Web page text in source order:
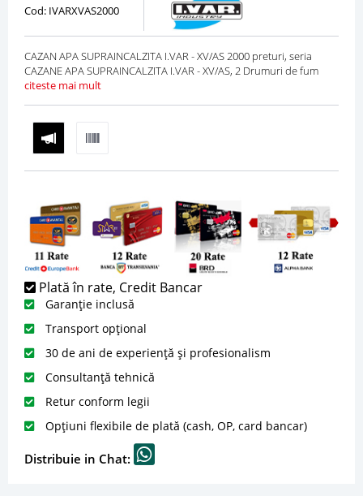
Cod: IVARXVAS2000
CAZAN APA SUPRAINCALZITA I.VAR - XV/AS 2000 preturi, seria
CAZANE APA SUPRAINCALZITA I.VAR - XV/AS, 2 Drumuri de fum
citeste mai mult
Plată în rate, Credit Bancar
Garanție inclusă
Transport opțional
30 de ani de experiență și profesionalism
Consultanță tehnică
Retur conform legii
Opțiuni flexibile de plată (cash, OP, card bancar)
Distribuie in Chat: